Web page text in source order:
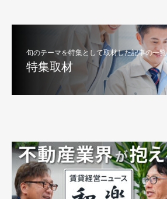
旬のテーマを特集として取材した記事の一覧
特集取材